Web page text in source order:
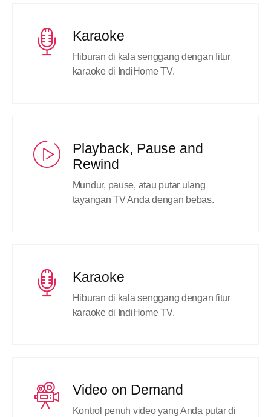
Karaoke
Hiburan di kala senggang dengan fitur
karaoke di IndiHome TV.
Playback, Pause and
Rewind
Mundur, pause, atau putar ulang
tayangan TV Anda dengan bebas.
Karaoke
Hiburan di kala senggang dengan fitur
karaoke di IndiHome TV.
Video on Demand
Kontrol penuh video yang Anda putar di